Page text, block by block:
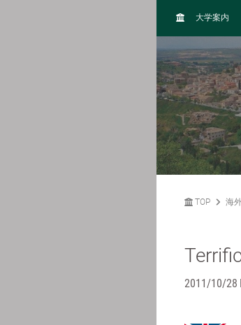
H
E
大学案内
TOP 海
2011/10/28